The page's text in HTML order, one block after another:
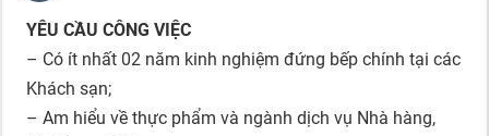
YÊU CẦU CÔNG VIỆC
– Có ít nhất 02 năm kinh nghiệm đứng bếp chính tại các
Khách sạn;
– Am hiểu về thực phẩm và ngành dịch vụ Nhà hàng,